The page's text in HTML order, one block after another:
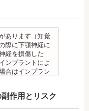
ます。臓や血圧
だりしてもわか
クがあります。
アレルギー反応
置の周りなど、
分ができるた
ります。
ブラッシング、
、不安がある方
ストをうけて、
に伝えてくださ
膚や口腔の粘膜
速やかに歯科医
スがない場合
行う場合があり
ヤーを交換した
が、数日でおさ
ものを飲んだと
る場合がありま
す。長期間痛む
。
、不安がある方
あります（知覚
際に下顎神経に
経を損傷した
ンプラントによ
合はインプラン
に、上顎洞を破
染が生じると蓄
作用とリスク